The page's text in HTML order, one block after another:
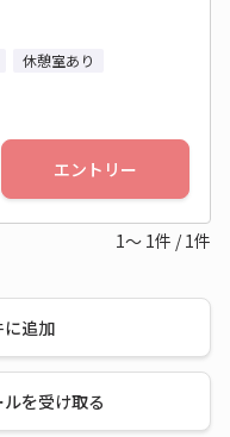
休憩室あり
エントリー
1～ 1件 / 1件
に追加
を受け取る